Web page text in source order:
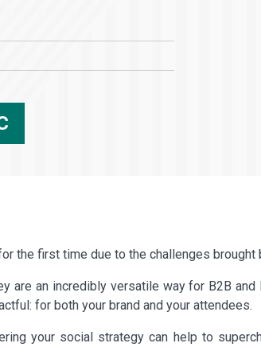
the first time due to the challenges brought
are an incredibly versatile way for B2B
for both your brand and your attendees.
your social strategy can help to